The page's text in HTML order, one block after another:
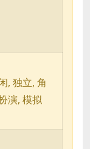
, 独立, 角
演, 模拟